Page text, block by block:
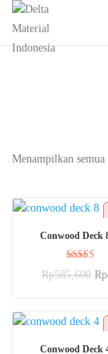
Menampilkan semua
Conwood Deck
Dinilai
5.00
Rp585,600 Rp
Conwood Deck